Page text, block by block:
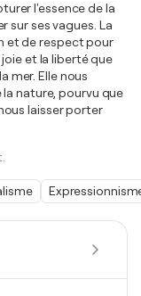
l'essence de la
sur ses vagues. La
et de respect pour
et la liberté que
mer. Elle nous
nature, pourvu que
laisser porter